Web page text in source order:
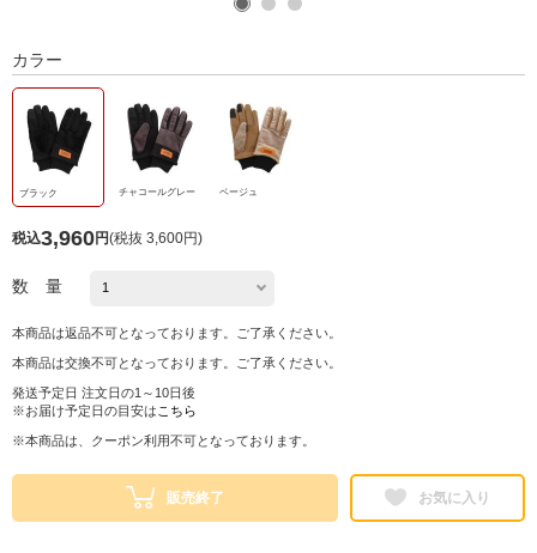
カラー
ブラック チャコールグレー ベージュ
税込3,960円(税抜 3,600円)
数 量
本商品は返品不可となっております。ご了承ください。
本商品は交換不可となっております。ご了承ください。
発送予定日 注文日の1～10日後
※お届け予定日の目安は こちら
※本商品は、クーポン利用不可となっております。
販売終了 お気に入り